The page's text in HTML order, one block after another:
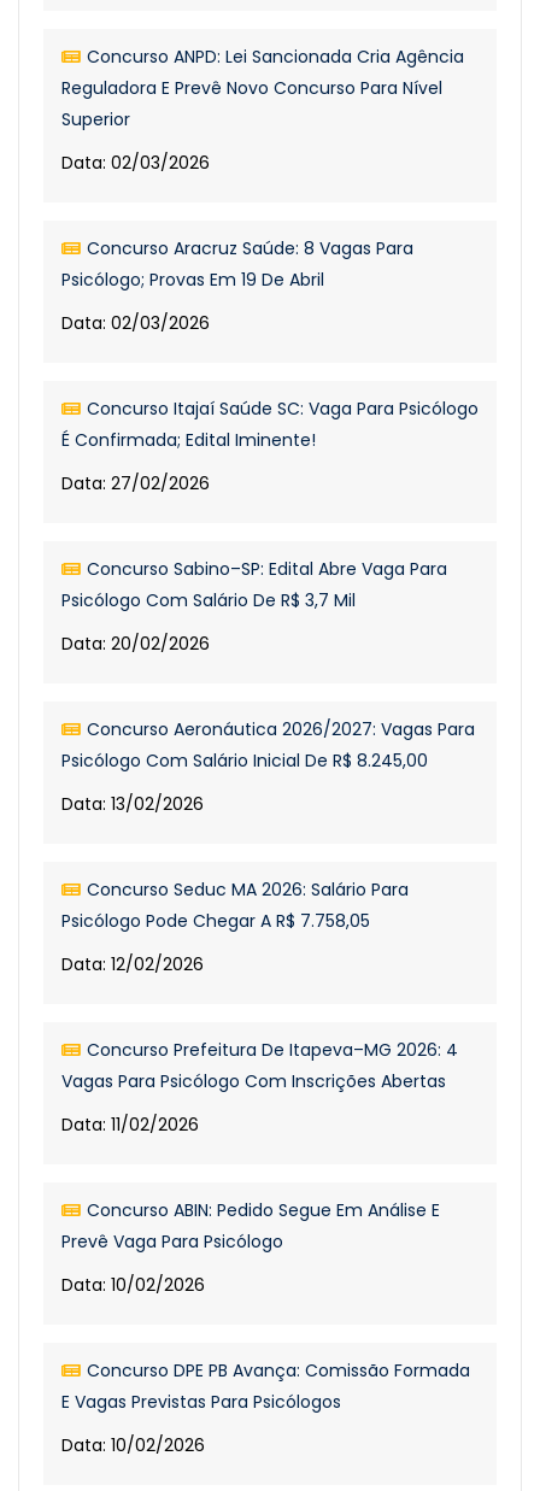
Concurso ANPD: Lei Sancionada Cria Agência
Reguladora E Prevê Novo Concurso Para Nível
Superior
Data: 02/03/2026
Concurso Aracruz Saúde: 8 Vagas Para
Psicólogo; Provas Em 19 De Abril
Data: 02/03/2026
Concurso Itajaí Saúde SC: Vaga Para Psicólogo
É Confirmada; Edital Iminente!
Data: 27/02/2026
Concurso Sabino–SP: Edital Abre Vaga Para
Psicólogo Com Salário De R$ 3,7 Mil
Data: 20/02/2026
Concurso Aeronáutica 2026/2027: Vagas Para
Psicólogo Com Salário Inicial De R$ 8.245,00
Data: 13/02/2026
Concurso Seduc MA 2026: Salário Para
Psicólogo Pode Chegar A R$ 7.758,05
Data: 12/02/2026
Concurso Prefeitura De Itapeva–MG 2026: 4
Vagas Para Psicólogo Com Inscrições Abertas
Data: 11/02/2026
Concurso ABIN: Pedido Segue Em Análise E
Prevê Vaga Para Psicólogo
Data: 10/02/2026
Concurso DPE PB Avança: Comissão Formada
E Vagas Previstas Para Psicólogos
Data: 10/02/2026